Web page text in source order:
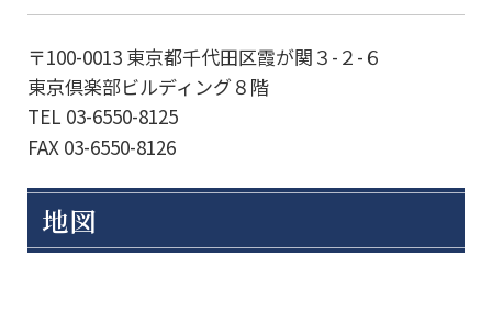
〒100-0013 東京都千代田区霞が関３-２-６
東京倶楽部ビルディング８階
TEL 03-6550-8125
FAX 03-6550-8126
地図